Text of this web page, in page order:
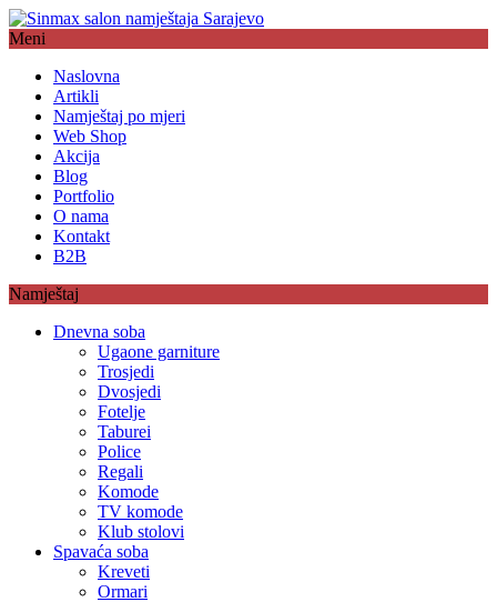
Meni
Naslovna
Artikli
Namještaj po mjeri
Web Shop
Akcija
Blog
Portfolio
O nama
Kontakt
B2B
Namještaj
Dnevna soba
Ugaone garniture
Trosjedi
Dvosjedi
Fotelje
Taburei
Police
Regali
Komode
TV komode
Klub stolovi
Spavaća soba
Kreveti
Ormari